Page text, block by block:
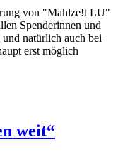
von "Mahlze!t LU"
Spenderinnen und
natürlich auch bei
erst möglich
weit“